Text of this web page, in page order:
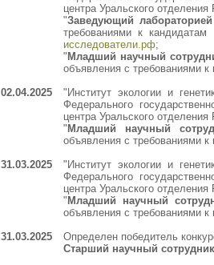
центра Уральского
"Заведующий
требованиями к
исследователи.рф;
" Младший научный
объявления с требованиями
02.04.2025
"Институт экологии и
Федерального
центра Уральского
" Младший научный
объявления с требованиями
31.03.2025
"Институт экологии и
Федерального
центра Уральского
" Младший научный
объявления с требованиями
31.03.2025
Определен победитель
Старший научный